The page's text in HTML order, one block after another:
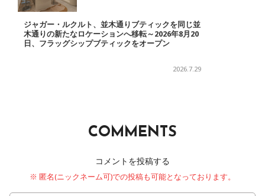
ジャガー・ルクルト、並木通りブティックを同じ並
木通りの新たなロケーションへ移転～2026年8月20
日、フラッグシップブティックをオープン
2026.7.29
COMMENTS
コメントを投稿する
※ 匿名(ニックネーム可)での投稿も可能となっております。